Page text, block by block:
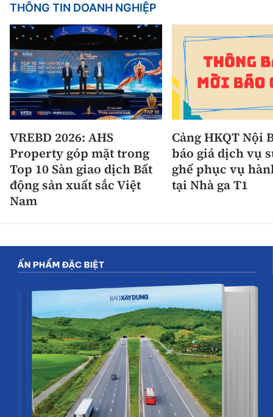
THÔNG TIN DOANH NGHIỆP
VREBD 2026: AHS
Property góp mặt trong
Top 10 Sàn giao dịch Bất
động sản xuất sắc Việt
Nam
Cảng HKQT Nội
báo giá dịch vụ
ghế phục vụ
tại Nhà ga T1